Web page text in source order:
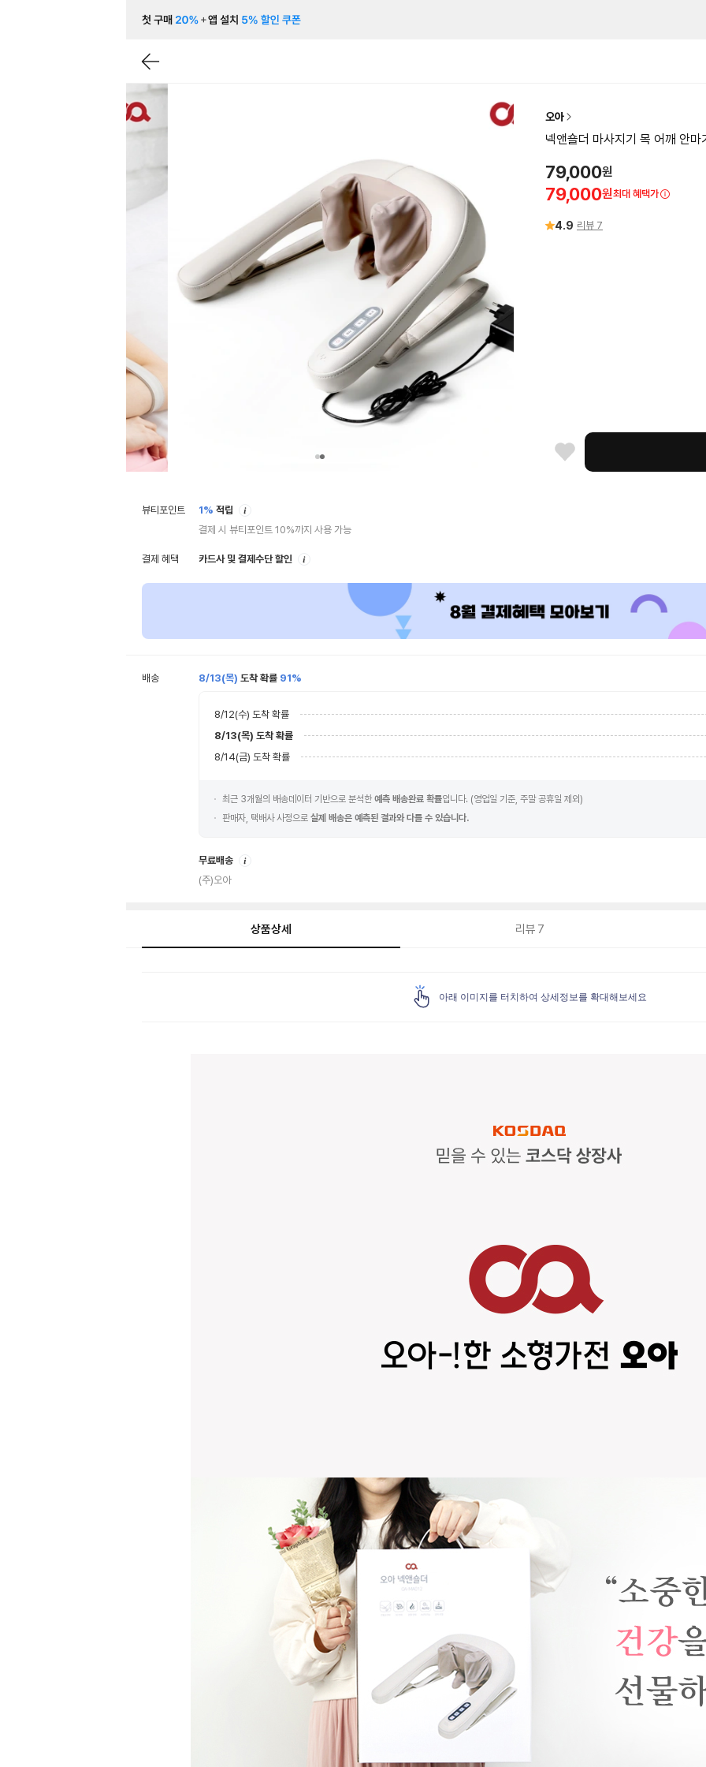
오아
넥앤숄더 마사지기 목 어깨 안마
79,000원
79,000원최대 혜택가
4.9 리뷰 7
뷰티포인트 1% 적립
결제 시 뷰티포인트 10%까지 사용 가능
결제 혜택 카드사 및 결제수단 할인
배송 8/13(목) 도착 확률 91%
8/12(수) 도착 확률
8/13(목) 도착 확률
8/14(금) 도착 확률
최근 3개월의 배송데이터 기반으로 분석한 예측 배송완료 확률입니다. (영업일 기준, 주말 공휴일 제외)
판매자, 택배사 사정으로 실제 배송은 예측된 결과와 다를 수 있습니다.
무료배송
(주)오아
상품상세 리뷰 7
아래 이미지를 터치하여 상세정보를 확대해보세요